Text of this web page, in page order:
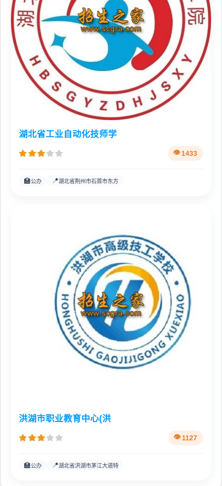
湖北省工业自动化技师学
1433
🏫公办 📍湖北省荆州市石首市东方
洪湖市职业教育中心(洪
1127
🏫公办 📍湖北省洪湖市茅江大道特